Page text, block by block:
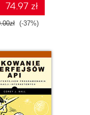
74.97 zł
(-37%)